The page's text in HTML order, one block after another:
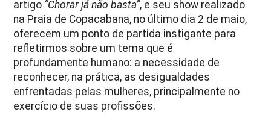
artigo “Chorar já não basta”, e seu show realizado
na Praia de Copacabana, no último dia 2 de maio,
oferecem um ponto de partida instigante para
refletirmos sobre um tema que é
profundamente humano: a necessidade de
reconhecer, na prática, as desigualdades
enfrentadas pelas mulheres, principalmente no
exercício de suas profissões.